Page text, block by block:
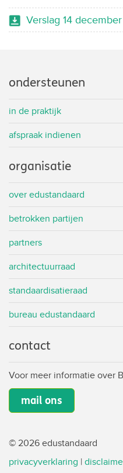
Verslag 14 december
ondersteunen
in de praktijk
afspraak indienen
organisatie
over edustandaard
betrokken partijen
partners
architectuurraad
standaardisatieraad
bureau edustandaard
contact
Voor meer informatie over
mail ons
© 2026 edustandaard
privacyverklaring |